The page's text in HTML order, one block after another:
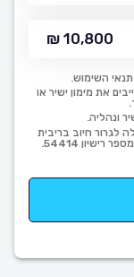
10,800 ₪
השימוש.
את מימון ישיר או
ונהליה.
לגרור חיוב בריבית
54414.